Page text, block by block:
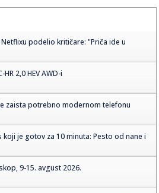
podelio kritičare: "Priča ide u
2,0 HEV AWD-i
zaista potrebno modernom telefonu
je gotov za 10 minuta: Pesto od nane i
9-15. avgust 2026.